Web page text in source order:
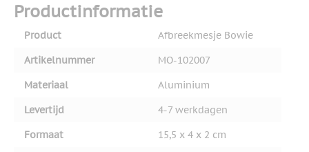
Productinformatie
Product
Afbreekmesje Bowie
Artikelnummer
MO-102007
Materiaal
Aluminium
Levertijd
4-7 werkdagen
Formaat
15,5 x 4 x 2 cm